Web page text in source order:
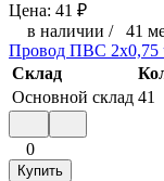
Цена: 41 ₽
в наличии / 41
Провод ПВС
Склад
Основной склад 41
0
Купить